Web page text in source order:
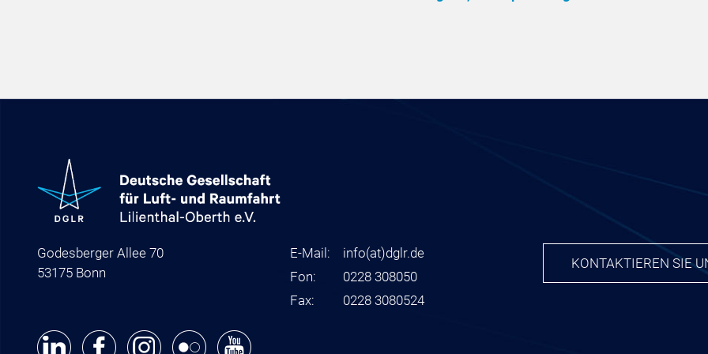
Godesberger Allee 70
53175 Bonn
E-Mail: info(at)dglr.de
Fon:
0228 308050
Fax:
0228 3080524
KONTAKTIEREN SIE